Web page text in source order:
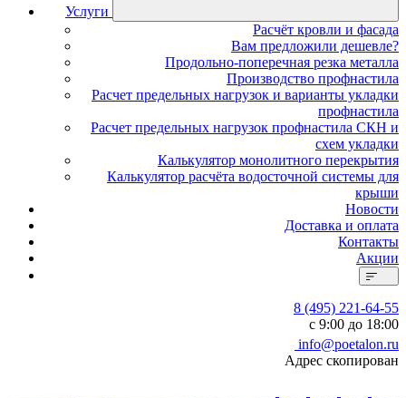
Услуги
Расчёт кровли и фасада
Вам предложили дешевле?
Продольно-поперечная резка металла
Производство профнастила
Расчет предельных нагрузок и варианты укладки
профнастила
Расчет предельных нагрузок профнастила СКН и
схем укладки
Калькулятор монолитного перекрытия
Калькулятор расчёта водосточной системы для
крыши
Новости
Доставка и оплата
Контакты
Акции
8 (495) 221-64-55
с 9:00 до 18:00
info@poetalon.ru
Адрес скопирован